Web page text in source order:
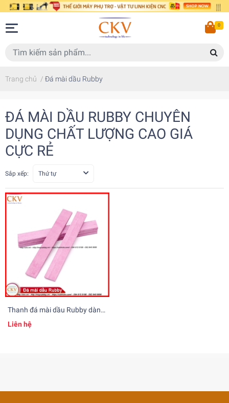
0
Trang chủ / Đá mài dầu Rubby
ĐÁ MÀI DẦU RUBBY CHUYÊN
DỤNG CHẤT LƯỢNG CAO GIÁ
CỰC RẺ
Sắp xếp: Thứ tự
Thanh đá mài dầu Rubby dành
cho gia công khuôn mẫu
Liên hệ